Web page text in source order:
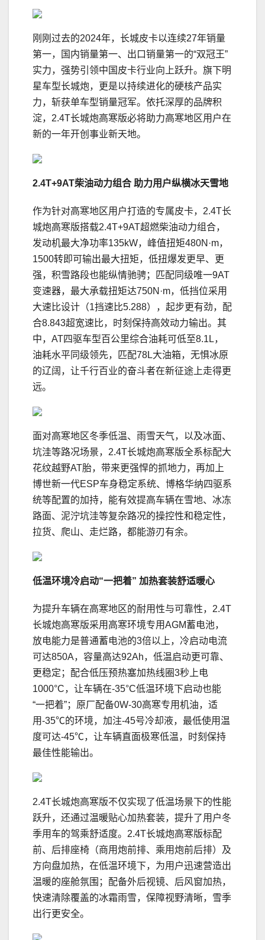
刚刚过去的2024年，长城皮卡以连续27年销量
第一，国内销量第一、出口销量第一的“双冠王”
实力，强势引领中国皮卡行业向上跃升。旗下明
星车型长城炮，更是以持续进化的硬核产品实
力，斩获单车型销量冠军。依托深厚的品牌积
淀，2.4T长城炮高寒版必将助力高寒地区用户在
新的一年开创事业新天地。
2.4T+9AT柴油动力组合 助力用户纵横冰天雪地
作为针对高寒地区用户打造的专属皮卡，2.4T长
城炮高寒版搭载2.4T+9AT超燃柴油动力组合，
发动机最大净功率135kW，峰值扭矩480N·m，
1500转即可输出最大扭矩，低扭爆发更早、更
强，积雪路段也能纵情驰骋；匹配同级唯一9AT
变速器，最大承载扭矩达750N·m，低挡位采用
大速比设计（1挡速比5.288），起步更有劲，配
合8.843超宽速比，时刻保持高效动力输出。其
中，AT四驱车型百公里综合油耗可低至8.1L，
油耗水平同级领先，匹配78L大油箱，无惧冰原
的辽阔，让千行百业的奋斗者在新征途上走得更
远。
面对高寒地区冬季低温、雨雪天气，以及冰面、
坑洼等路况场景，2.4T长城炮高寒版全系标配大
花纹越野AT胎，带来更强悍的抓地力，再加上
博世新一代ESP车身稳定系统、博格华纳四驱系
统等配置的加持，能有效提高车辆在雪地、冰冻
路面、泥泞坑洼等复杂路况的操控性和稳定性，
拉货、爬山、走烂路，都能游刃有余。
低温环境冷启动“一把着” 加热套装舒适暖心
为提升车辆在高寒地区的耐用性与可靠性，2.4T
长城炮高寒版采用高寒环境专用AGM蓄电池，
放电能力是普通蓄电池的3倍以上，冷启动电流
可达850A，容量高达92Ah，低温启动更可靠、
更稳定；配合低压预热塞加热线圈3秒上电
1000°C，让车辆在-35°C低温环境下启动也能
“一把着”；原厂配备0W-30高寒专用机油，适
用-35℃的环境，加注-45号冷却液，最低使用温
度可达-45℃，让车辆直面极寒低温，时刻保持
最佳性能输出。
2.4T长城炮高寒版不仅实现了低温场景下的性能
跃升，还通过温暖贴心加热套装，提升了用户冬
季用车的驾乘舒适度。2.4T长城炮高寒版标配
前、后排座椅（商用炮前排、乘用炮前后排）及
方向盘加热，在低温环境下，为用户迅速营造出
温暖的座舱氛围；配备外后视镜、后风窗加热，
快速清除覆盖的冰霜雨雪，保障视野清晰，雪季
出行更安全。